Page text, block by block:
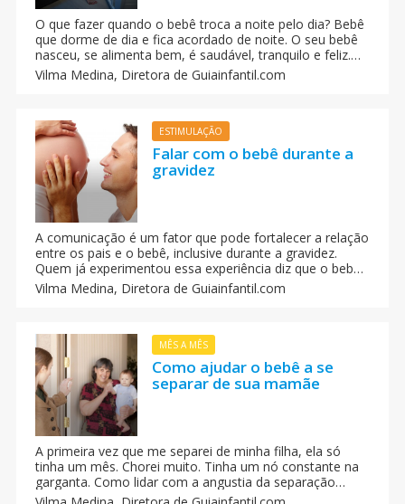
O que fazer quando o bebê troca a noite pelo dia? Bebê
que dorme de dia e fica acordado de noite. O seu bebê
nasceu, se alimenta bem, é saudável, tranquilo e feliz.
Só tem um problema, ele nao dorme toda a noite. Ele
pensa que é de dia e quer brincar.
Vilma Medina, Diretora de Guiainfantil.com
ESTIMULAÇÃO
Falar com o bebê durante a
gravidez
A comunicação é um fator que pode fortalecer a relação
entre os pais e o bebê, inclusive durante a gravidez.
Quem já experimentou essa experiência diz que o bebê
responde a toda a informação que vem do exterior, seja
boa ou ruim.
Vilma Medina, Diretora de Guiainfantil.com
MÊS A MÊS
Como ajudar o bebê a se
separar de sua mamãe
A primeira vez que me separei de minha filha, ela só
tinha um mês. Chorei muito. Tinha um nó constante na
garganta. Como lidar com a angustia da separação
quando o bebê tem que ir à creche ou à casa da vovó,